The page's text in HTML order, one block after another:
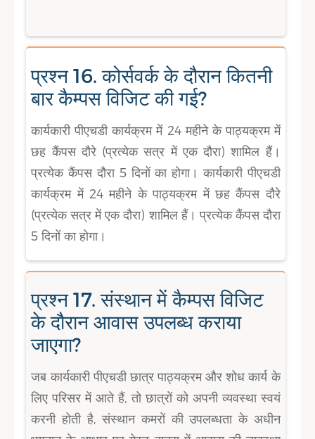
प्रश्न 16. कोर्सवर्क के दौरान कितनी
बार कैम्पस विजिट की गई?
कार्यकारी पीएचडी कार्यक्रम में 24 महीने के पाठ्यक्रम में
छह कैंपस दौरे (प्रत्येक सत्र में एक दौरा) शामिल हैं।
प्रत्येक कैंपस दौरा 5 दिनों का होगा। कार्यकारी पीएचडी
कार्यक्रम में 24 महीने के पाठ्यक्रम में छह कैंपस दौरे
(प्रत्येक सत्र में एक दौरा) शामिल हैं। प्रत्येक कैंपस दौरा
5 दिनों का होगा।
प्रश्न 17. संस्थान में कैम्पस विजिट
के दौरान आवास उपलब्ध कराया
जाएगा?
जब कार्यकारी पीएचडी छात्र पाठ्यक्रम और शोध कार्य के
लिए परिसर में आते हैं, तो छात्रों को अपनी व्यवस्था स्वयं
करनी होती है, संस्थान कमरों की उपलब्धता के अधीन